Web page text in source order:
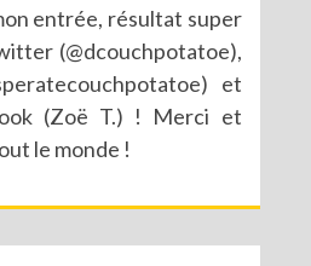
entrée, résultat super
(@dcouchpotatoe),
et
(Zoë T.) ! Merci et
le monde !